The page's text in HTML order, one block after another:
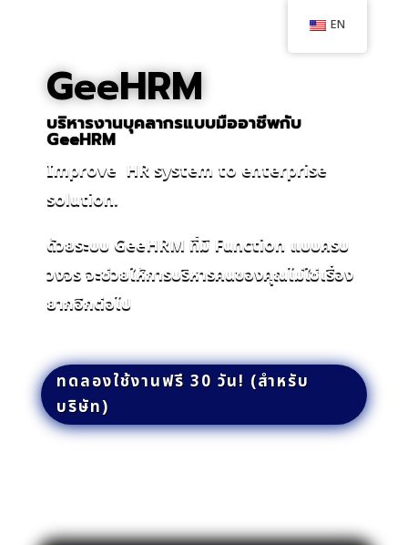
GeeHRM
บริหารงานบุคลากรแบบมืออาชีพกับ
GeeHRM
Improve HR system to enterprise
solution.
ด้วยระบบ GeeHRM ที่มี Function แบบครบ
วงจร จะช่วยให้การบริหารคนของคุณไม่ใช่เรื่อง
ยากอีกต่อไป
ทดลองใช้งานฟรี 30 วัน! (สำหรับ
บริษัท)
EN